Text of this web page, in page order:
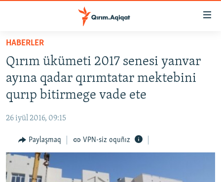
Esas
qaytmaq
Baş
navigatsiyağa
qaytmaq
Qıdıruvğa
qaytmaq
SİYASET
İQTİSADİYAT
MEDENİYET
İNSAN AQLARI
VİDEO
SÜRET
HABERLER
Qırım ükümeti 2017 senesi yanvar
ayına qadar qırımtatar mektebini
qurıp bitirmege vade ete
26 iyül 2016, 09:15
Paylaşmaq VPN-siz oquñız